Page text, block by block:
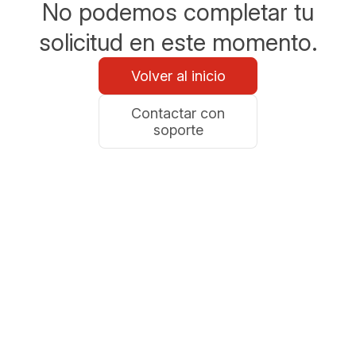
No podemos completar tu
solicitud en este momento.
Volver al inicio
Contactar con
soporte